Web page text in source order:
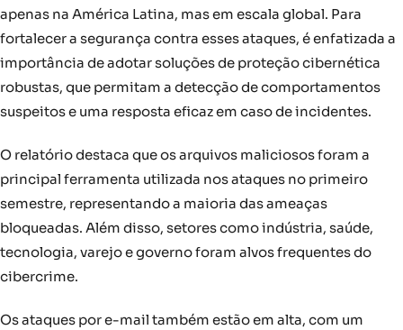
apenas na América Latina, mas em escala global. Para
fortalecer a segurança contra esses ataques, é enfatizada a
importância de adotar soluções de proteção cibernética
robustas, que permitam a detecção de comportamentos
suspeitos e uma resposta eficaz em caso de incidentes.
O relatório destaca que os arquivos maliciosos foram a
principal ferramenta utilizada nos ataques no primeiro
semestre, representando a maioria das ameaças
bloqueadas. Além disso, setores como indústria, saúde,
tecnologia, varejo e governo foram alvos frequentes do
cibercrime.
Os ataques por e-mail também estão em alta, com um